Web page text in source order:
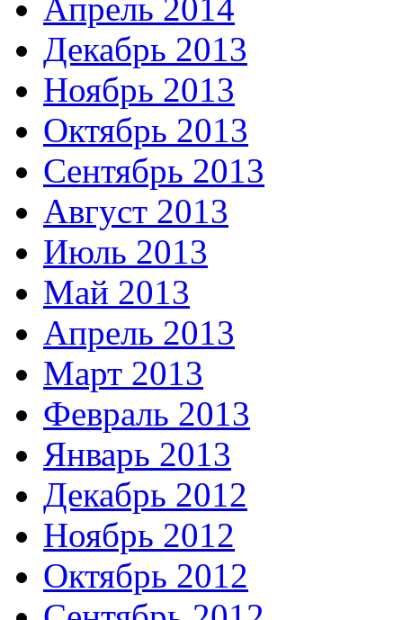
Апрель 2014
Декабрь 2013
Ноябрь 2013
Октябрь 2013
Сентябрь 2013
Август 2013
Июль 2013
Май 2013
Апрель 2013
Март 2013
Февраль 2013
Январь 2013
Декабрь 2012
Ноябрь 2012
Октябрь 2012